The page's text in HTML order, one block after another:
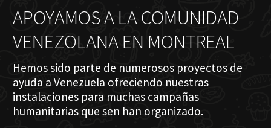
APOYAMOS A LA COMUNIDAD
VENEZOLANA EN MONTREAL
Hemos sido parte de numerosos proyectos de
ayuda a Venezuela ofreciendo nuestras
instalaciones para muchas campañas
humanitarias que sen han organizado.